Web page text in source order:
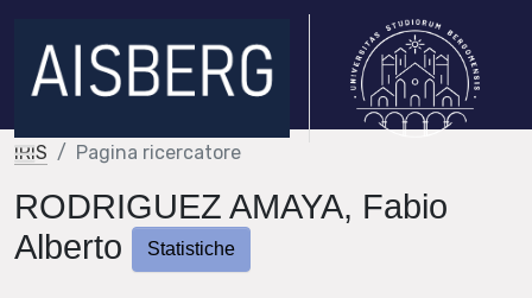
IRIS Pagina ricercatore
RODRIGUEZ AMAYA, Fabio
Alberto
Statistiche